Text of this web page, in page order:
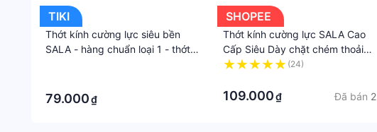
TIKI
Thớt kính cường lực siêu bền
SALA - hàng chuẩn loại 1 - thớt -
79.000₫
SHOPEE
Thớt kính cường lực SALA Cao
Cấp Siêu Dày chặt chém thoải
mái
(24)
109.000₫ Đã bán 2